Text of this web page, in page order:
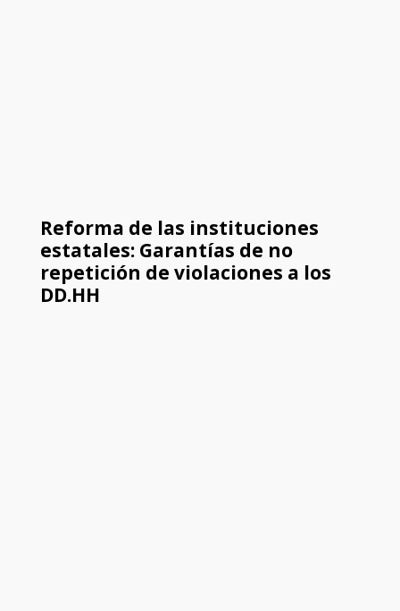
Reforma de las instituciones
estatales: Garantías de no
repetición de violaciones a los
DD.HH